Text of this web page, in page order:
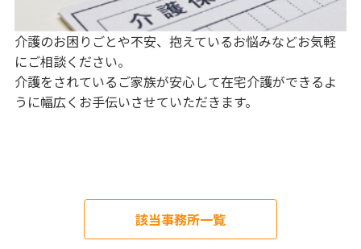
介護のお困りごとや不安、抱えているお悩みなどお気軽
にご相談ください。
介護をされているご家族が安心して在宅介護ができるよ
うに幅広くお手伝いさせていただきます。
該当事務所一覧